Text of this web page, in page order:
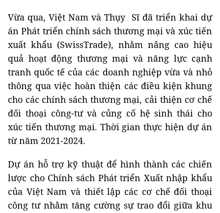
Vừa qua, Việt Nam và Thụy Sĩ đã triển khai dự
án Phát triển chính sách thương mại và xúc tiến
xuất khẩu (SwissTrade), nhằm nâng cao hiệu
quả hoạt động thương mại và năng lực cạnh
tranh quốc tế của các doanh nghiệp vừa và nhỏ
thông qua việc hoàn thiện các điều kiện khung
cho các chính sách thương mại, cải thiện cơ chế
đối thoại công-tư và củng cố hệ sinh thái cho
xúc tiến thương mại. Thời gian thực hiện dự án
từ năm 2021-2024.
Dự án hỗ trợ kỹ thuật để hình thành các chiến
lược cho Chính sách Phát triển Xuất nhập khẩu
của Việt Nam và thiết lập các cơ chế đối thoại
công tư nhằm tăng cường sự trao đổi giữa khu